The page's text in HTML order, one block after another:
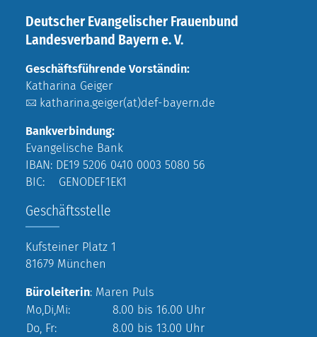
Deutscher Evangelischer Frauenbund
Landesverband Bayern e. V.
Geschäftsführende Vorständin:
Katharina Geiger
katharina.geiger(at)def-bayern.de
Bankverbindung:
Evangelische Bank
IBAN: DE19 5206 0410 0003 5080 56
BIC: GENODEF1EK1
Geschäftsstelle
Kufsteiner Platz 1
81679 München
Büroleiterin: Maren Puls
Mo,Di,Mi:
8.00 bis 16.00 Uhr
Do, Fr:
8.00 bis 13.00 Uhr